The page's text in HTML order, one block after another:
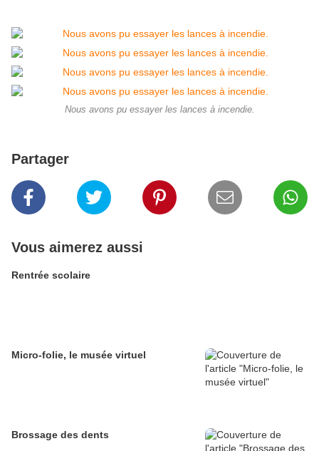
Nous avons pu essayer les lances à incendie.
Partager
Vous aimerez aussi
Rentrée scolaire
Micro-folie, le musée virtuel
Brossage des dents